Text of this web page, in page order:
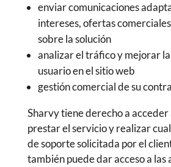
enviar comunicaciones
intereses, ofertas
sobre la solución
analizar el tráfico y mejorar
usuario en el sitio web
gestión comercial de su
Sharvy tiene derecho a acceder
prestar el servicio y realizar
de soporte solicitada por el
también puede dar acceso a